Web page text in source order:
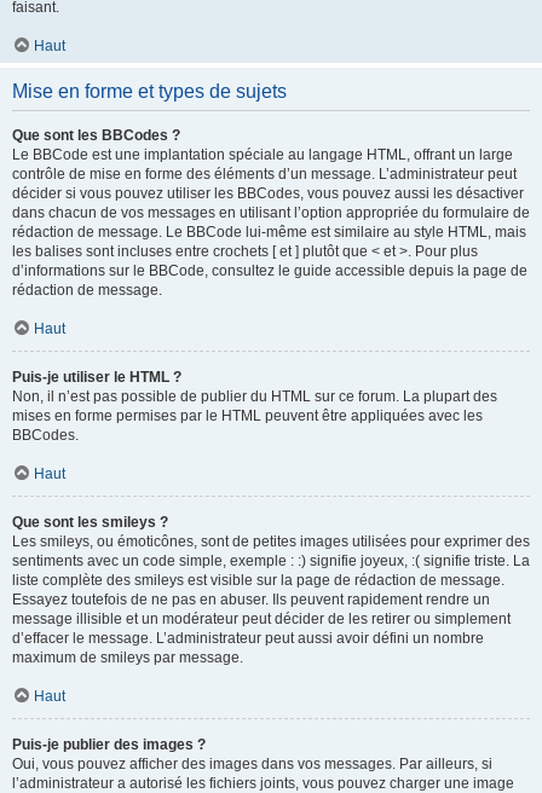
faisant.
Haut
Mise en forme et types de sujets
Que sont les BBCodes ?
Le BBCode est une implantation spéciale au langage HTML, offrant un large
contrôle de mise en forme des éléments d’un message. L’administrateur peut
décider si vous pouvez utiliser les BBCodes, vous pouvez aussi les désactiver
dans chacun de vos messages en utilisant l’option appropriée du formulaire de
rédaction de message. Le BBCode lui-même est similaire au style HTML, mais
les balises sont incluses entre crochets [ et ] plutôt que < et >. Pour plus
d’informations sur le BBCode, consultez le guide accessible depuis la page de
rédaction de message.
Haut
Puis-je utiliser le HTML ?
Non, il n’est pas possible de publier du HTML sur ce forum. La plupart des
mises en forme permises par le HTML peuvent être appliquées avec les
BBCodes.
Haut
Que sont les smileys ?
Les smileys, ou émoticônes, sont de petites images utilisées pour exprimer des
sentiments avec un code simple, exemple : :) signifie joyeux, :( signifie triste. La
liste complète des smileys est visible sur la page de rédaction de message.
Essayez toutefois de ne pas en abuser. Ils peuvent rapidement rendre un
message illisible et un modérateur peut décider de les retirer ou simplement
d’effacer le message. L’administrateur peut aussi avoir défini un nombre
maximum de smileys par message.
Haut
Puis-je publier des images ?
Oui, vous pouvez afficher des images dans vos messages. Par ailleurs, si
l’administrateur a autorisé les fichiers joints, vous pouvez charger une image